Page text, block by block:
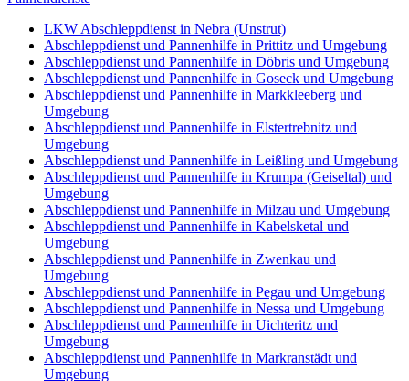
LKW Abschleppdienst in Nebra (Unstrut)
Abschleppdienst und Pannenhilfe in Prittitz und Umgebung
Abschleppdienst und Pannenhilfe in Döbris und Umgebung
Abschleppdienst und Pannenhilfe in Goseck und Umgebung
Abschleppdienst und Pannenhilfe in Markkleeberg und
Umgebung
Abschleppdienst und Pannenhilfe in Elstertrebnitz und
Umgebung
Abschleppdienst und Pannenhilfe in Leißling und Umgebung
Abschleppdienst und Pannenhilfe in Krumpa (Geiseltal) und
Umgebung
Abschleppdienst und Pannenhilfe in Milzau und Umgebung
Abschleppdienst und Pannenhilfe in Kabelsketal und
Umgebung
Abschleppdienst und Pannenhilfe in Zwenkau und
Umgebung
Abschleppdienst und Pannenhilfe in Pegau und Umgebung
Abschleppdienst und Pannenhilfe in Nessa und Umgebung
Abschleppdienst und Pannenhilfe in Uichteritz und
Umgebung
Abschleppdienst und Pannenhilfe in Markranstädt und
Umgebung